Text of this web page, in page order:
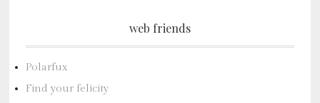
web friends
Polarfux
Find your felicity